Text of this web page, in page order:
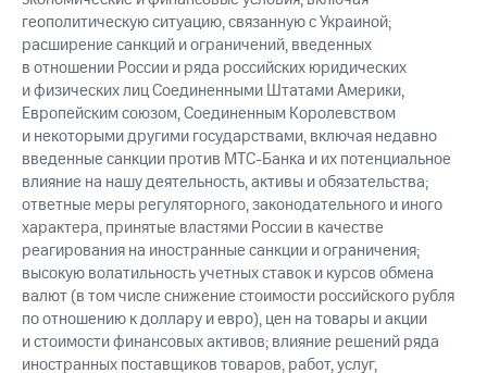
геополитическую ситуацию, связанную с Украиной;
расширение санкций и ограничений, введенных
в отношении России и ряда российских юридических
и физических лиц Соединенными Штатами Америки,
Европейским союзом, Соединенным Королевством
и некоторыми другими государствами, включая недавно
введенные санкции против МТС-Банка и их потенциальное
влияние на нашу деятельность, активы и обязательства;
ответные меры регуляторного, законодательного и иного
характера, принятые властями России в качестве
реагирования на иностранные санкции и ограничения;
высокую волатильность учетных ставок и курсов обмена
валют (в том числе снижение стоимости российского рубля
по отношению к доллару и евро), цен на товары и акции
и стоимости финансовых активов; влияние решений ряда
иностранных поставщиков товаров, работ, услуг,